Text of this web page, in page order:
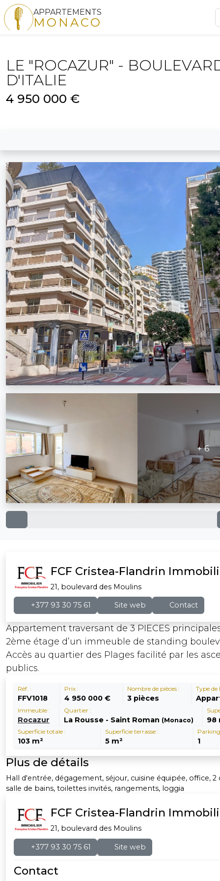
APPARTEMENTS
MONACO
LE "ROCAZUR" -
D'ITALIE
4 950 000 €
+ 6
FCF Cristea-Flandrin
21, boulevard des Moulins
+377 93 30 75 61 Site web Contact
Appartement traversant de 3 PIECES
2ème étage d’un immeuble de standing
Accès au quartier des Plages facilité par les
publics.
Réf. :
FFV1018
Prix :
4 950 000 €
Nombre de pièces :
3 pièces
Type de
Immeuble :
Rocazur
Quartier :
La Rousse - Saint Roman (Monaco) 98
Superficie totale :
103 m²
Superficie terrasse :
5 m² 1
Plus de détails
Hall d'entrée, dégagement, séjour, cuisine équipée, office, 2
salle de bains, toilettes invités, rangements, loggia
FCF Cristea-Flandrin
21, boulevard des Moulins
+377 93 30 75 61 Site web
Contact